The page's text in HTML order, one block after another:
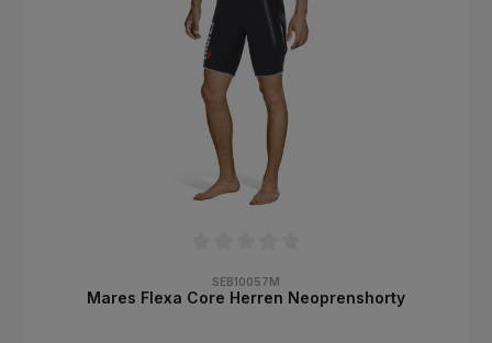
und Haltbarkeit der Nähte. Hergestellt aus Kalkstein-Neopren.
Leicht verstellbarer Taillenbund mit zwei Klettverschlüssen und
verstellbarem Riemen mit Schnellverschluss.
SEB10057M
Mares Flexa Core Herren Neoprenshorty